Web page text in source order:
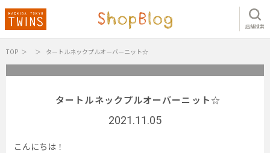
店舗検索
TOP タートルネックプルオーバーニット☆
タートルネックプルオーバーニット☆
2021.11.05
こんにちは！